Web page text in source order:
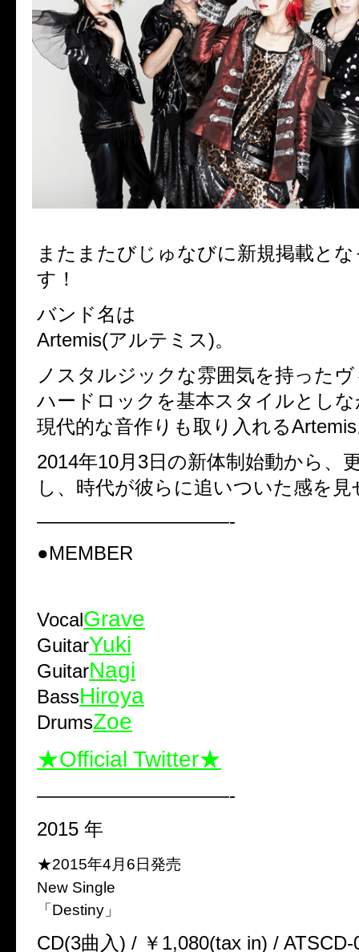
またまたびじゅなびに新規掲載と
す！
バンド名は
Artemis(アルテミス)。
ノスタルジックな雰囲気を持った
ハードロックを基本スタイルとし
現代的な音作りも取り入れる
2014年10月3日の新体制始動から、
し、時代が彼らに追いついた感を見
——————————-
●MEMBER
VocalGrave
GuitarYuki
GuitarNagi
BassHiroya
DrumsZoe
★Official Twitter★
——————————-
2015 年
★2015年4月6日発売
New Single
「Destiny」
CD(3曲入) / ￥1,080(tax in) / ATSCD-